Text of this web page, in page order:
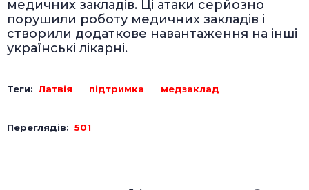
медичних закладів. Ці атаки серйозно
порушили роботу медичних закладів і
створили додаткове навантаження на інші
українські лікарні.
Теги: Латвія підтримка медзаклад
Переглядів: 501